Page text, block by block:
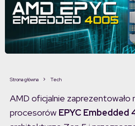
Strona główna Tech
AMD oficjalnie zaprezentowało
procesorów EPYC Embedded